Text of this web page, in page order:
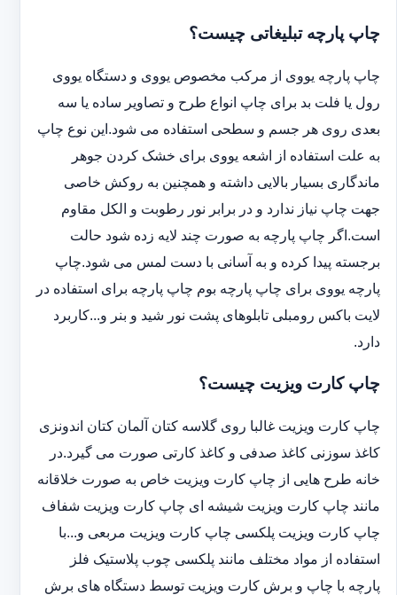
چاپ پارچه تبلیغاتی چیست؟
چاپ پارچه یووی از مرکب مخصوص یووی و دستگاه یووی
رول یا فلت بد برای چاپ انواع طرح و تصاویر ساده یا سه
بعدی روی هر جسم و سطحی استفاده می شود.این نوع چاپ
به علت استفاده از اشعه یووی برای خشک کردن جوهر
ماندگاری بسیار بالایی داشته و همچنین به روکش خاصی
جهت چاپ نیاز ندارد و در برابر نور رطوبت و الکل مقاوم
است.اگر چاپ پارچه به صورت چند لایه زده شود حالت
برجسته پیدا کرده و به آسانی با دست لمس می شود.چاپ
پارچه یووی برای چاپ پارچه بوم چاپ پارچه برای استفاده در
لایت باکس رومبلی تابلوهای پشت نور شید و بنر و...کاربرد
دارد.
چاپ کارت ویزیت چیست؟
چاپ کارت ویزیت غالبا روی گلاسه کتان آلمان کتان اندونزی
کاغذ سوزنی کاغذ صدفی و کاغذ کارتی صورت می گیرد.در
خانه طرح هایی از چاپ کارت ویزیت خاص به صورت خلاقانه
مانند چاپ کارت ویزیت شیشه ای چاپ کارت ویزیت شفاف
چاپ کارت ویزیت پلکسی چاپ کارت ویزیت مربعی و...با
استفاده از مواد مختلف مانند پلکسی چوب پلاستیک فلز
پارچه با چاپ و برش کارت ویزیت توسط دستگاه های برش